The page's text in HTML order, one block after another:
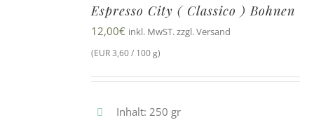
Espresso City ( Classico ) Bohnen
12,00€ inkl. MwST. zzgl. Versand
(EUR 3,60 / 100 g)
Inhalt: 250 gr